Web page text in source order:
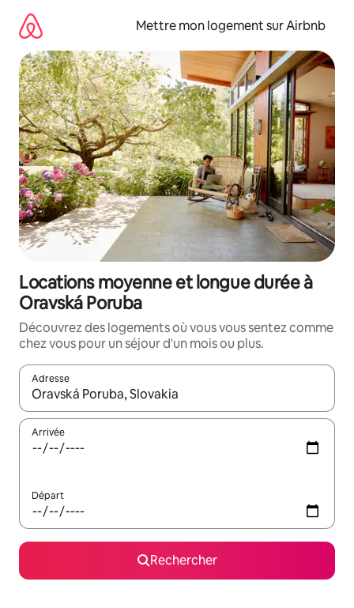
directement
contenu
Mettre mon logement sur Airbnb
Locations moyenne et longue durée à
Oravská Poruba
Découvrez des logements où vous vous sentez comme
chez vous pour un séjour d'un mois ou plus.
Adresse
Lorsque les résultats s'affichent, utilisez les flèches vers le
Arrivée
Départ
Rechercher